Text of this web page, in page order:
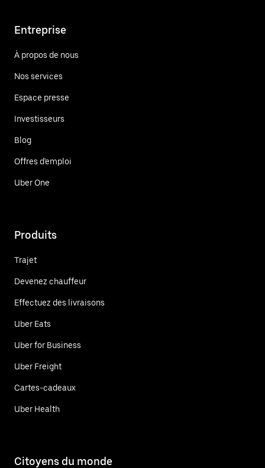
Entreprise
À propos de nous
Nos services
Espace presse
Investisseurs
Blog
Offres d'emploi
Uber One
Produits
Trajet
Devenez chauffeur
Effectuez des livraisons
Uber Eats
Uber for Business
Uber Freight
Cartes-cadeaux
Uber Health
Citoyens du monde